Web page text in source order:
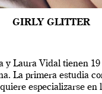
GIRLY GLITTER
y Laura Vidal tienen 19
La primera estudia
especializarse en